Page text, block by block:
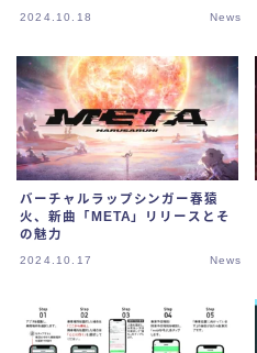
2024.10.18 News
バーチャルラップシンガー春猿
火、新曲「META」リリースとそ
の魅力
2024.10.17 News